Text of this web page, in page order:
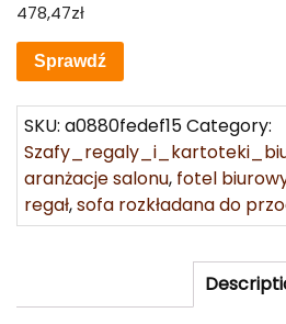
478,47zł
Sprawdź
SKU: a0880fedef15Category:
aranżacje salonu, fotel
regał,sofa rozkładana do